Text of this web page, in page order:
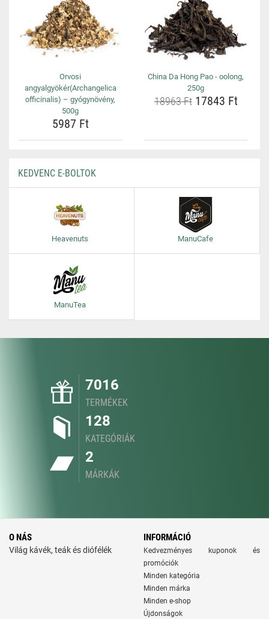
Orvosi
angyalgyökér(Archangelica
officinalis) – gyógynövény,
500g
5987 Ft
China Da Hong Pao - oolong,
250g
18963 Ft17843 Ft
KEDVENC E-BOLTOK
Heavenuts ManuCafe
ManuTea
7016
TERMÉKEK
128
KATEGÓRIÁK
2
MÁRKÁK
O NÁS
Világ kávék, teák és diófélék
INFORMÁCIÓ
Kedvezményes kuponok és
promóciók
Minden kategória
Minden márka
Minden e-shop
Újdonságok